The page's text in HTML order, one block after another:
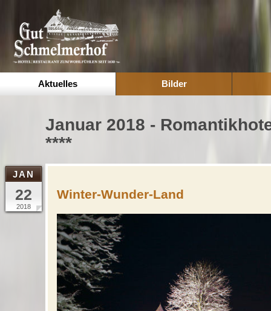
Aktuelles Bilder
Januar 2018 -
****
2018
22
JAN
Winter-Wunder-Land